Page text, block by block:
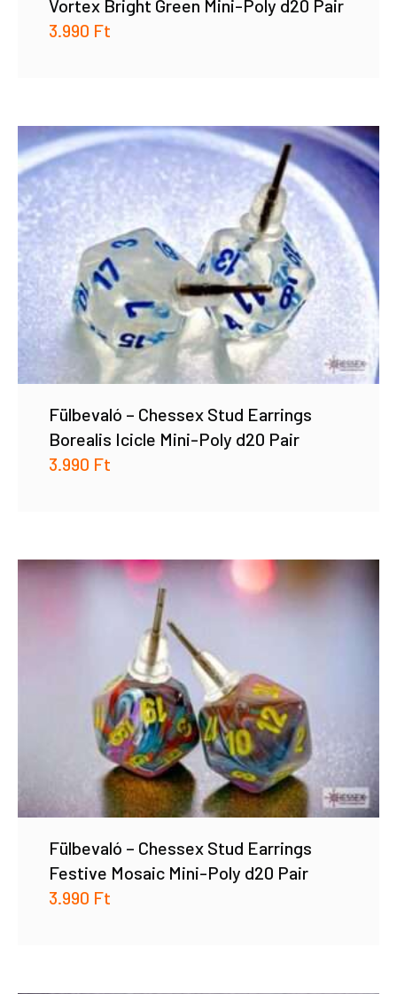
Vortex Bright Green Mini-Poly d20 Pair
3.990 Ft
Fülbevaló – Chessex Stud Earrings
Borealis Icicle Mini-Poly d20 Pair
3.990 Ft
Fülbevaló – Chessex Stud Earrings
Festive Mosaic Mini-Poly d20 Pair
3.990 Ft